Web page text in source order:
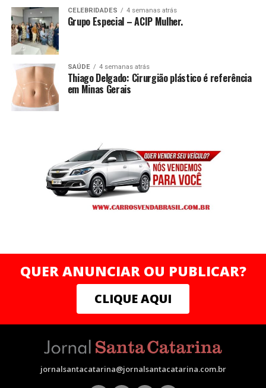
CELEBRIDADES 4 semanas atrás
Grupo Especial – ACIP Mulher.
SAÚDE 4 semanas atrás
Thiago Delgado: Cirurgião plástico é referência
em Minas Gerais
QUER ANUNCIAR OU PUBLICAR?
CLIQUE AQUI
jornalsantacatarina@jornalsantacatarina.com.br